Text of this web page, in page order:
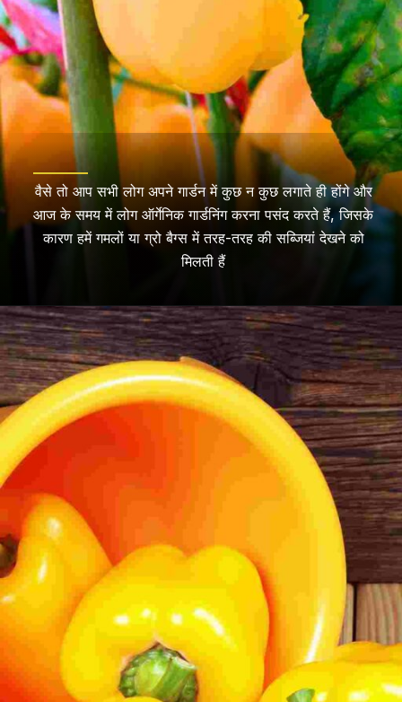
वैसे तो आप सभी लोग अपने गार्डन में कुछ न कुछ लगाते ही होंगे और
आज के समय में लोग ऑर्गेनिक गार्डनिंग करना पसंद करते हैं, जिसके
कारण हमें गमलों या ग्रो बैग्स में तरह-तरह की सब्जियां देखने को
मिलती हैं